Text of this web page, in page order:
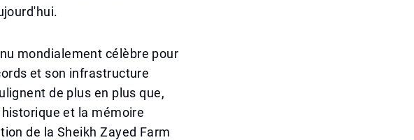
mondialement célèbre pour
et son infrastructure
de plus en plus que,
et la mémoire
de la Sheikh Zayed Farm